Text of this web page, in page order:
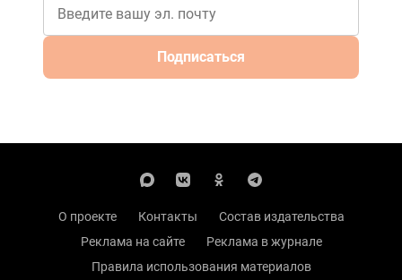
Подписаться
О проекте Контакты
Состав издательства
Реклама на сайте
Реклама в журнале
Правила использования материалов